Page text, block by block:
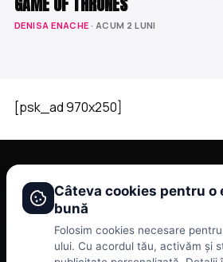
DENISA ENACHE · ACUM 2 LUNI
[psk_ad 970x250]
BRAVONET
Showbiz, vedete si tot ce misca in lumea
CATEGORII BRAVONET
Câteva cookies pentru o
bună
Folosim cookies necesare
ului. Cu acordul tău, activăm și